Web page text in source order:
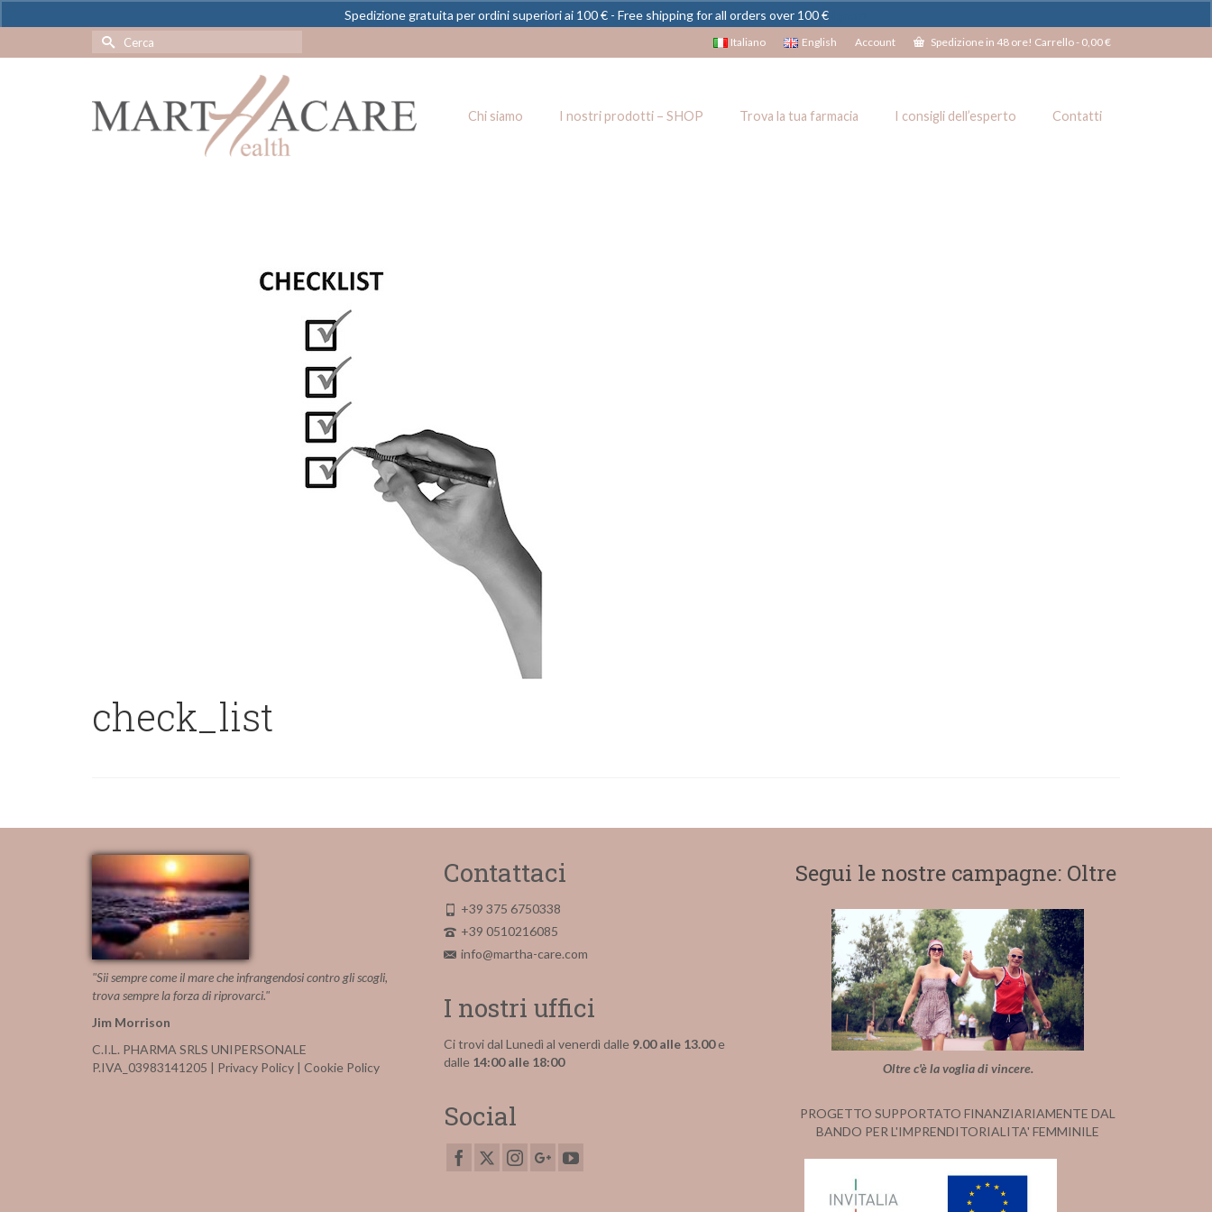
Italiano English Account Spedizione in 48 ore! Carrello- 0,00€
Cerca
per:
Chi siamo I nostri prodotti – SHOP Trova la tua farmacia I consigli dell’esperto Contatti
check_list
"Sii sempre come il mare che infrangendosi contro gli scogli,
trova sempre la forza di riprovarci."
Jim Morrison
C.I.L. PHARMA SRLS UNIPERSONALE
P.IVA_03983141205 | Privacy Policy | Cookie Policy
Contattaci
+39 375 6750338
+39 0510216085
info@martha-care.com
I nostri uffici
Ci trovi dal Lunedì al venerdì dalle 9.00 alle 13.00e
dalle 14:00 alle 18:00
Social
Segui le nostre campagne: Oltre
Oltre c'è la voglia di vincere.
PROGETTO SUPPORTATO FINANZIARIAMENTE DAL
BANDO PER L'IMPRENDITORIALITA' FEMMINILE
Spedizione gratuita per ordini superiori ai 100 € - Free shipping for all orders over 100 €